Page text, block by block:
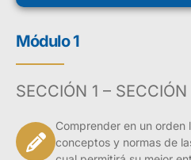
Módulo 1
SECCIÓN 1 – SECCIÓN
Comprender en un orden
conceptos y normas de